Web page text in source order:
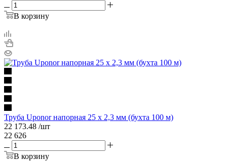
В корзину
Труба Uponor напорная 25 x 2,3 мм (бухта 100 м)
22 173.48 /шт
22 626
В корзину